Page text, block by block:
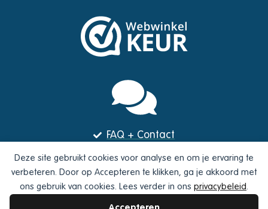
Deze site gebruikt cookies voor analyse en om je ervaring te
verbeteren. Door op Accepteren te klikken, ga je akkoord met
ons gebruik van cookies. Lees verder in ons privacybeleid.
FAQ + Contact
Nieuws
Webshop
Algemene voorwaarden